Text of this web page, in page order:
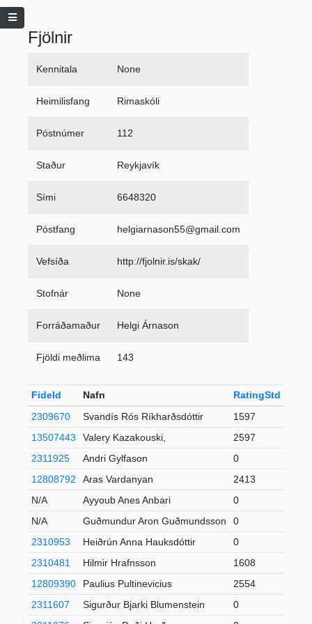
Fjölnir
Kennitala None
Heimilisfang Rimaskóli
Póstnúmer 112
Staður Reykjavík
Sími 6648320
Póstfang helgiarnason55@gmail.com
Vefsíða http://fjolnir.is/skak/
Stofnár None
Forráðamaður Helgi Árnason
Fjöldi meðlima 143
FideId Nafn RatingStd
2309670
Svandís Rós Ríkharðsdóttir
1597
13507443
Valery Kazakouski, 2597
2311925
Andri Gylfason
0
12808792
Aras Vardanyan 2413
N/A
Ayyoub Anes Anbari
0
N/A
Guðmundur Aron Guðmundsson
0
2310953
Heiðrún Anna Hauksdóttir
0
2310481
Hilmir Hrafnsson
1608
12809390
Paulius Pultinevicius 2554
2311607
Sigurður Bjarki Blumenstein
0